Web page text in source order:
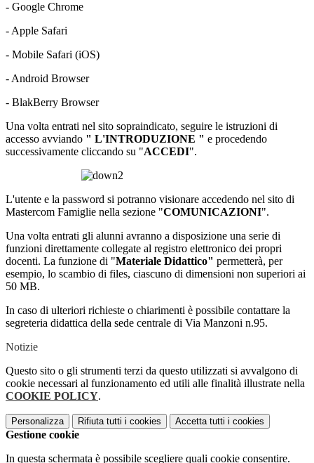
- Google Chrome
- Apple Safari
- Mobile Safari (iOS)
- Android Browser
- BlakBerry Browser
Una volta entrati nel sito sopraindicato, seguire le istruzioni di
accesso avviando " L'INTRODUZIONE " e procedendo
successivamente cliccando su "ACCEDI".
L'utente e la password si potranno visionare accedendo nel sito di
Mastercom Famiglie nella sezione "COMUNICAZIONI".
Una volta entrati gli alunni avranno a disposizione una serie di
funzioni direttamente collegate al registro elettronico dei propri
docenti. La funzione di "Materiale Didattico" permetterà, per
esempio, lo scambio di files, ciascuno di dimensioni non superiori ai
50 MB.
In caso di ulteriori richieste o chiarimenti è possibile contattare la
segreteria didattica della sede centrale di Via Manzoni n.95.
Notizie
Questo sito o gli strumenti terzi da questo utilizzati si avvalgono di
cookie necessari al funzionamento ed utili alle finalità illustrate nella
COOKIE POLICY.
Personalizza Rifiuta tutti i cookies Accetta tutti i cookies
Gestione cookie
In questa schermata è possibile scegliere quali cookie consentire.